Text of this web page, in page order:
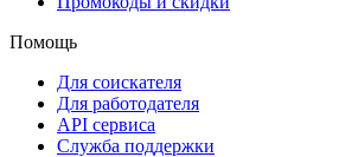
Помощь
Для соискателя
Для работодателя
API сервиса
Служба поддержки